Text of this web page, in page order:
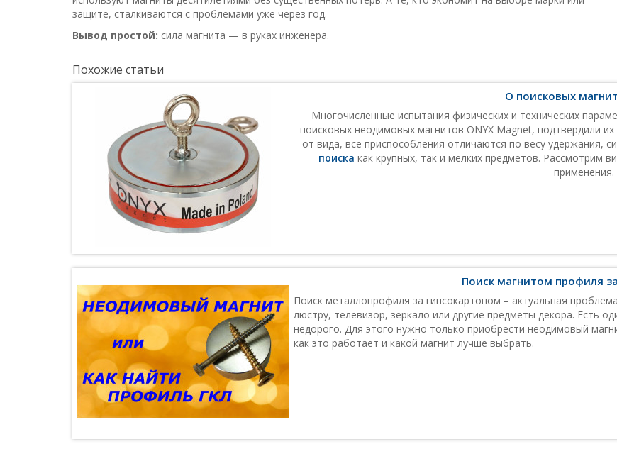
защите, сталкиваются с проблемами уже через год.
Вывод простой: сила магнита — в руках инженера.
Похожие статьи
О поисковых
Многочисленные испытания физических и технических
поисковых неодимовых магнитов ONYXMagnet, подтвердили
от вида, все приспособления отличаются по весу удержания,
поиска как крупных, так и мелких предметов. Рассмотрим
применения.
Поиск магнитом профиля
Поиск металлопрофиля за гипсокартоном – актуальная
люстру, телевизор, зеркало или другие предметы декора. Есть
недорого. Для этого нужно только приобрести неодимовый
как это работает и какой магнит лучше выбрать.